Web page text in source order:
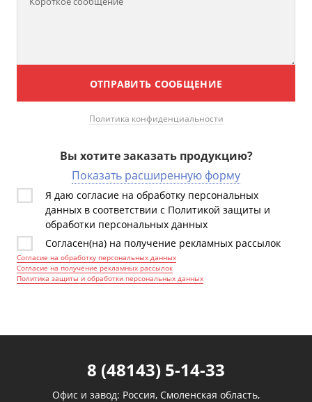
ОТПРАВИТЬ СООБЩЕНИЕ
Вы хотите заказать продукцию?
Показать расширенную форму
Политика конфиденциальности
Я даю согласие на обработку персональных
данных в соответствии с Политикой защиты и
обработки персональных данных
Согласен(на) на получение рекламных рассылок
Согласие на обработку персональных данных
Согласие на получение рекламных рассылок
Политика защиты и обработки персональных данных
8 (48143) 5-14-33
Офис и завод: Россия, Смоленская область,